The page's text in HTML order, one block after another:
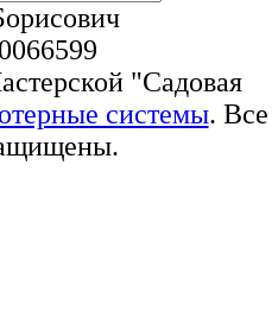
"Садовая
системы. Все